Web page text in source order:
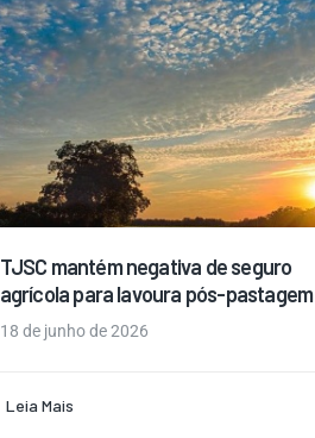
TJSC mantém negativa de seguro
agrícola para lavoura pós-pastagem
18 de junho de 2026
Leia Mais